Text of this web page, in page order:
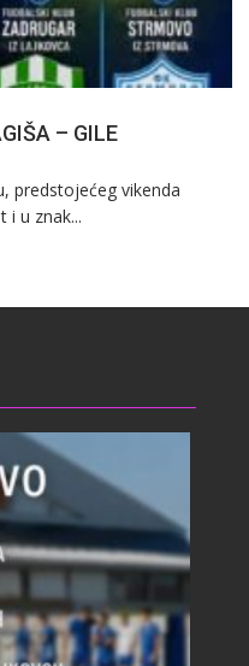
– GILE
predstojećeg vikenda
i u znak...